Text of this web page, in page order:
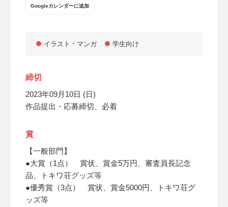
Googleカレンダーに追加
イラスト・マンガ 学生向け
締切
2023年09月10日 (日)
作品提出・応募締切、必着
賞
【一般部門】
●大賞（1点） 賞状、賞金5万円、審査員長記念
品、トキワ荘グッズ等
●優秀賞（3点） 賞状、賞金5000円、トキワ荘グ
ッズ等